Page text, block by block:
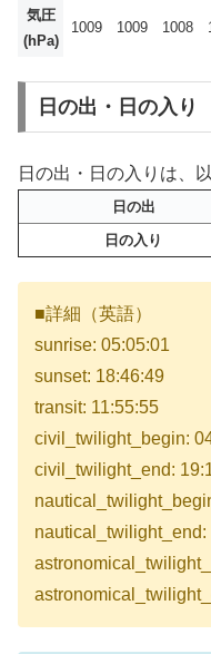
気圧
(hPa)
1009 1009 1008
日の出・日の入り
日の出・日の入りは、
日の出
日の入り
■詳細（英語）
sunrise: 05:05:01
sunset: 18:46:49
transit: 11:55:55
civil_twilight_begin:
civil_twilight_end:
nautical_twilight_end: